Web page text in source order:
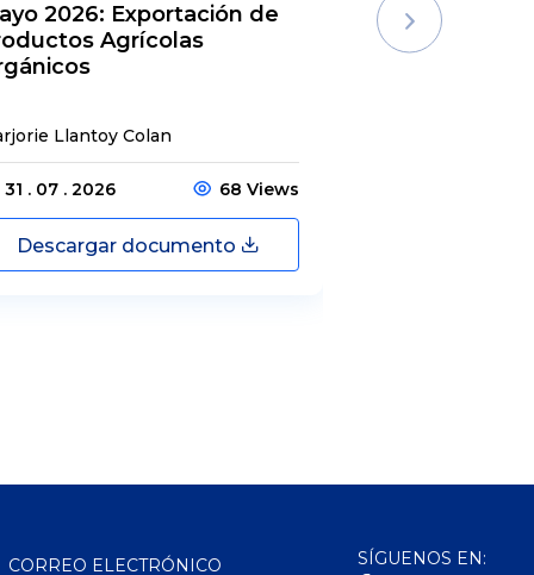
2026: Exportación de
Agrícolas
Llantoy Colan
31 . 07 . 2026 68 Views
Descargar documento
Rechazos
Semestre
CORREO ELECTRÓNICO SÍGUENOS EN: